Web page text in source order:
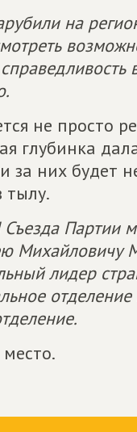
на
не просто
глубинка
них будет
тылу.
Партии
лидер